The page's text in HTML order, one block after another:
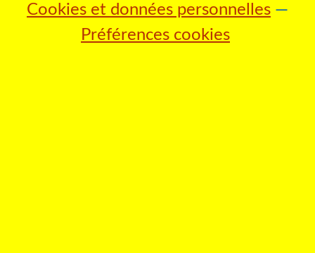
Cookies et données personnelles
Préférences cookies